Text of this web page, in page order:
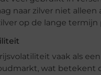
naar zilver niet
op de lange
vaak als
wat betekent